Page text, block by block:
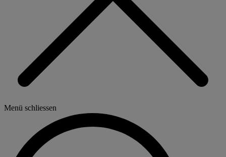
Menü schliessen